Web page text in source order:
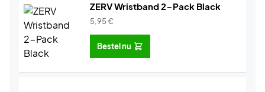
ZERV Wristband 2-Pack Black
5,95€
Bestel nu